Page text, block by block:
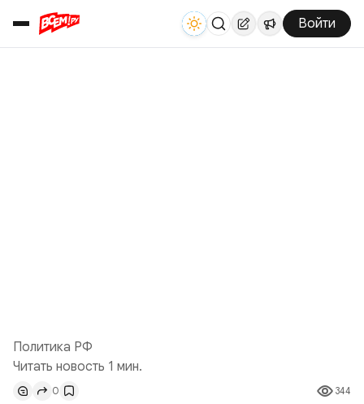
Войти
Политика РФ
Читать новость 1 мин.
344
0